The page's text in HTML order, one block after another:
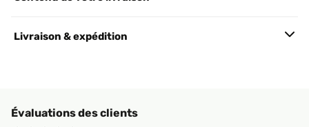
Livraison & expédition
Évaluations des clients